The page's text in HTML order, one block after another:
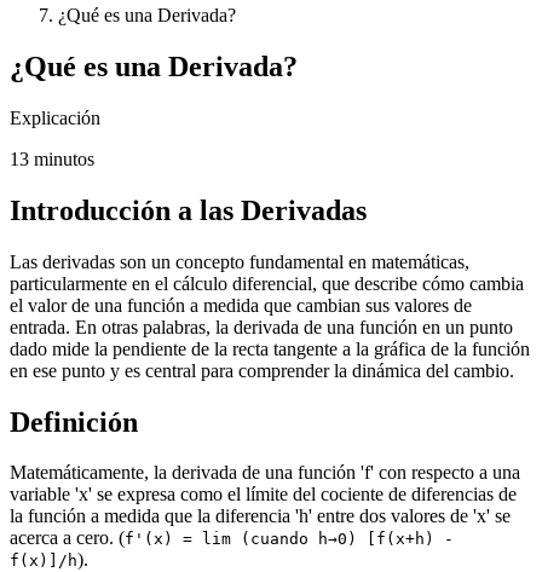
¿Qué es una Derivada?
¿Qué es una Derivada?
Explicación
13 minutos
Introducción a las Derivadas
Las derivadas son un concepto fundamental en matemáticas,
particularmente en el cálculo diferencial, que describe cómo cambia
el valor de una función a medida que cambian sus valores de
entrada. En otras palabras, la derivada de una función en un punto
dado mide la pendiente de la recta tangente a la gráfica de la función
en ese punto y es central para comprender la dinámica del cambio.
Definición
Matemáticamente, la derivada de una función 'f' con respecto a una
variable 'x' se expresa como el límite del cociente de diferencias de
la función a medida que la diferencia 'h' entre dos valores de 'x' se
acerca a cero. (f'(x) = lim (cuando h→0) [f(x+h) -
f(x)]/h).